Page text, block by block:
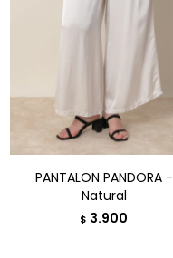
PANTALON PANDORA -
Natural
$ 3.900